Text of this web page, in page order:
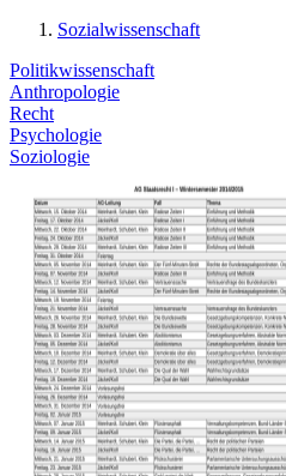
Sozialwissenschaft
Politikwissenschaft
Anthropologie
Recht
Psychologie
Soziologie